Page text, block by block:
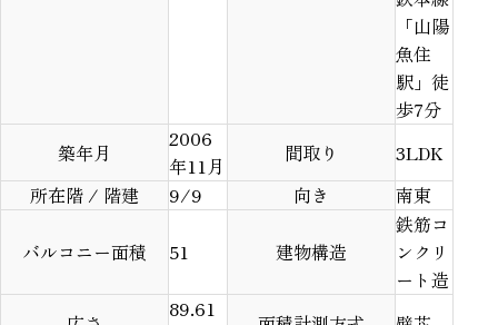
「山陽
魚住
駅」徒
歩7分
築年月
2006
年11月
間取り
3LDK
所在階 / 階建
9/9 向き 南東
バルコニー面積 51 建物構造
鉄筋コ
ンクリ
ート造
89.61